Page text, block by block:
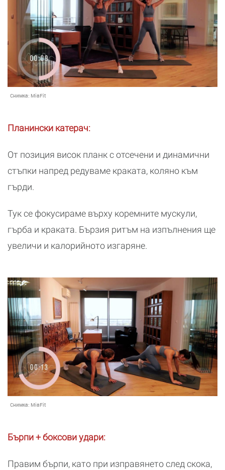
Снимка: MiaFit
Планински катерач:
От позиция висок планк с отсечени и динамични
стъпки напред редуваме краката, коляно към
гърди.
Тук се фокусираме върху коремните мускули,
гърба и краката. Бързия ритъм на изпълнения ще
увеличи и калорийното изгаряне.
Снимка: MiaFit
Бърпи + боксови удари:
Правим бърпи, като при изправянето след скока,